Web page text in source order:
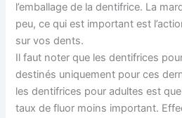
l’emballage de la dentifrice. La
peu, ce qui est important est
sur vos dents.
Il faut noter que les dentifrices
destinés uniquement pour ces
les dentifrices pour adultes est
taux de fluor moins important.